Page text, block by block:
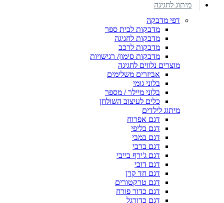
מיתוג לחגיגה
דפי מדבקה
מדבקות לבית ספר
מדבקות לחגיגה
מדבקות לרכב
מדבקות סימון/ רגישויות
מוצרים נלווים לחגיגה
אביזרים משלימים
בלוני גומי
בלוני מיילר / מספר
כלים לעיצוב השולחן
מיתוג לילדים
דגם אפרוח
דגם בליפי
דגם במבי
דגם ברבי
דגם ג'ירף בייבי
דגם דובי
דגם חד קרן
דגם טרקטורים
דגם כדור פורח
דגם כדורגל